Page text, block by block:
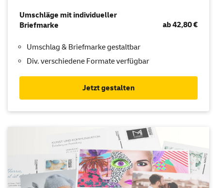
Umschläge mit individueller
Briefmarke
ab 42,80 €
Umschlag & Briefmarke gestaltbar
Div. verschiedene Formate verfügbar
Jetzt gestalten